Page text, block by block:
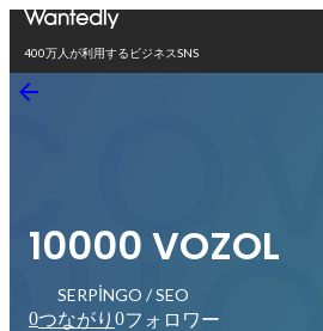
400万人が利用するビジネスSNS
10000 VOZOL
SERPİNGO / SEO
0つながり 0フォロワー